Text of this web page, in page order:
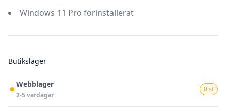
Windows 11 Pro förinstallerat
Butikslager
Webblager
2-5 vardagar
0 st